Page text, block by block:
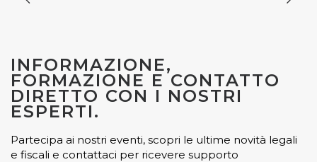
INFORMAZIONE,
FORMAZIONE E CONTATTO
DIRETTO CON I NOSTRI
ESPERTI.
Partecipa ai nostri eventi, scopri le ultime novità legali
e fiscali e contattaci per ricevere supporto